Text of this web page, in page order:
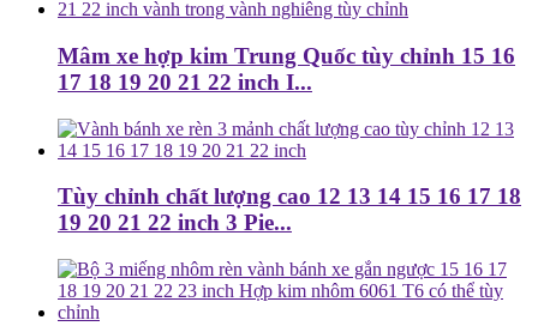
Mâm xe hợp kim Trung Quốc tùy chỉnh 15 16
17 18 19 20 21 22 inch I...
Tùy chỉnh chất lượng cao 12 13 14 15 16 17 18
19 20 21 22 inch 3 Pie...